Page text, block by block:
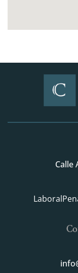
Calle
Laboral